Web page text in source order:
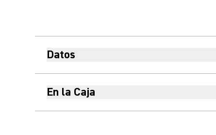
Datos
En la Caja